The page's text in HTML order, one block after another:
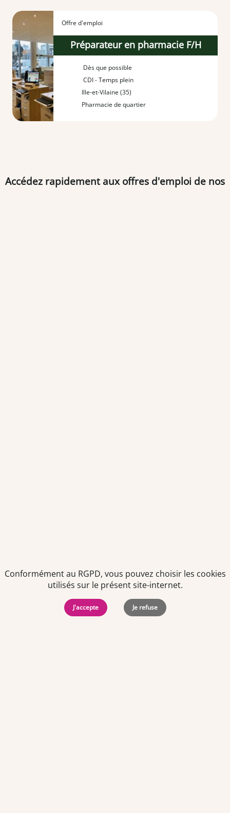
Offre d'emploi
Préparateur en pharmacie F/H
Dès que possible
CDI - Temps plein
Ille-et-Vilaine (35)
Pharmacie de quartier
Accédez rapidement aux offres d'emploi de nos
Conformément au RGPD, vous pouvez choisir les cookies
utilisés sur le présent site-internet.
J'accepte Je refuse